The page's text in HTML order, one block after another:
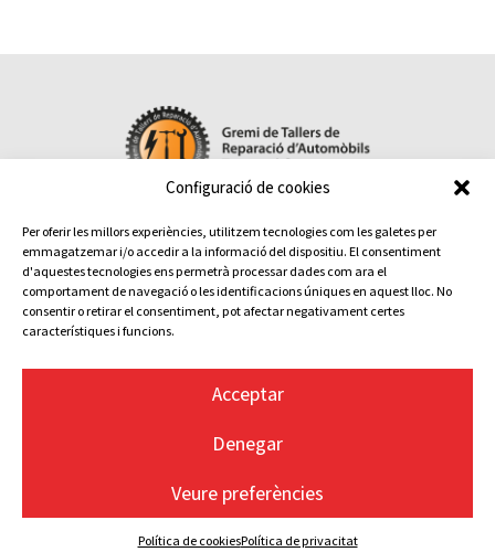
Configuració de cookies
Per oferir les millors experiències, utilitzem tecnologies com les galetes per
emmagatzemar i/o accedir a la informació del dispositiu. El consentiment
d'aquestes tecnologies ens permetrà processar dades com ara el
comportament de navegació o les identificacions úniques en aquest lloc. No
consentir o retirar el consentiment, pot afectar negativament certes
característiques i funcions.
Acceptar
Denegar
Veure preferències
Política de cookiesPolítica de privacitat

Contacta amb nosaltres
Maite Pérez – Gestora del Gremi – Tel.93 736 11 03
Terrassa:Sant Pau, 6 · 08221
Política de cookies
Transparència
Gremi de Tallers de Reparació d'Automòbils ©
2026